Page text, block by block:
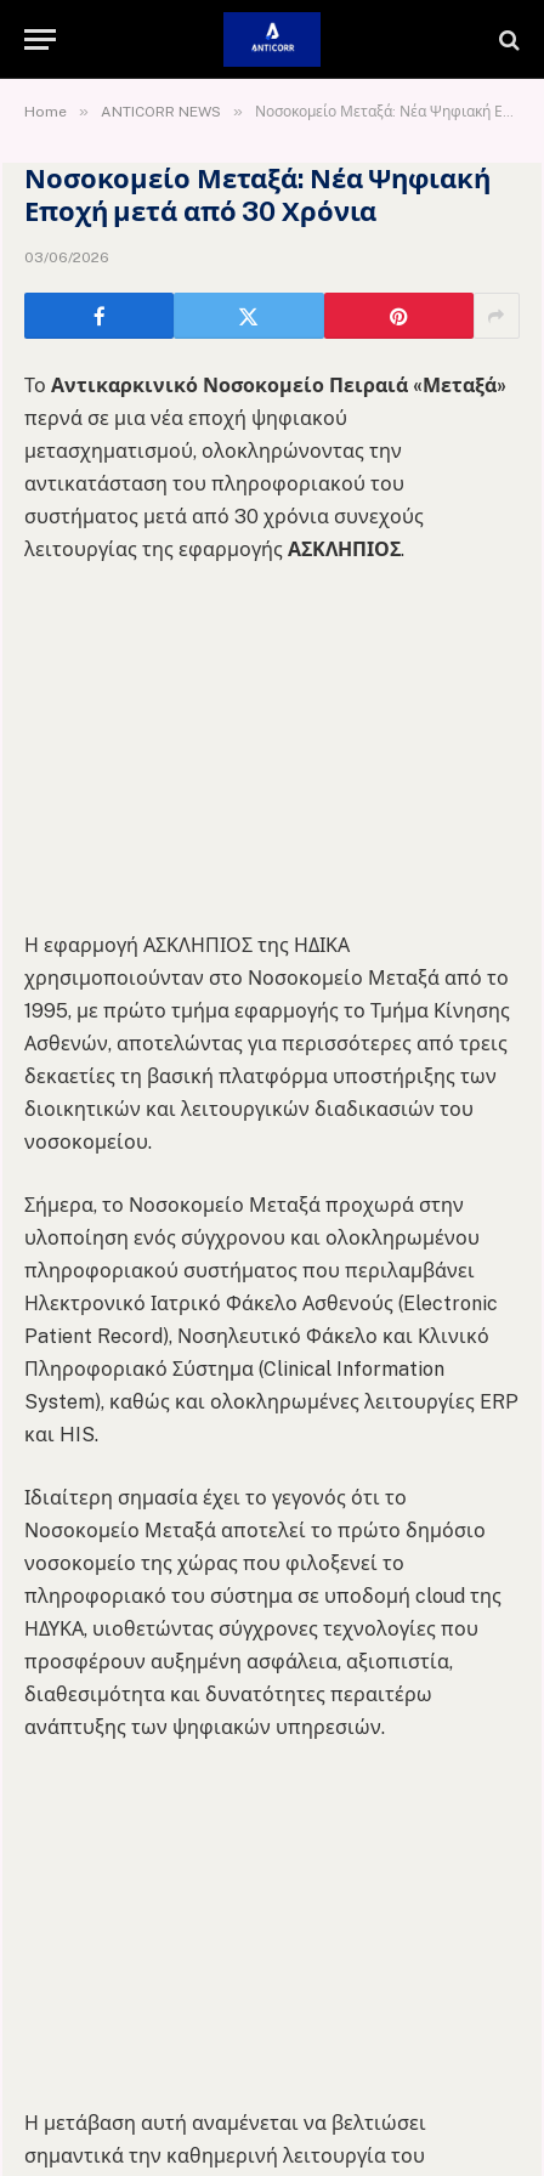
Home » ANTICORR NEWS » Νοσοκομείο Μεταξά: Νέα Ψηφιακή Εποχή μετά από 30 Χρόνια
Νοσοκομείο Μεταξά: Νέα Ψηφιακή
Εποχή μετά από 30 Χρόνια
03/06/2026
Το Αντικαρκινικό Νοσοκομείο Πειραιά «Μεταξά»
περνά σε μια νέα εποχή ψηφιακού
μετασχηματισμού, ολοκληρώνοντας την
αντικατάσταση του πληροφοριακού του
συστήματος μετά από 30 χρόνια συνεχούς
λειτουργίας της εφαρμογής ΑΣΚΛΗΠΙΟΣ.
Η εφαρμογή ΑΣΚΛΗΠΙΟΣ της ΗΔΙΚΑ
χρησιμοποιούνταν στο Νοσοκομείο Μεταξά από το
1995, με πρώτο τμήμα εφαρμογής το Τμήμα Κίνησης
Ασθενών, αποτελώντας για περισσότερες από τρεις
δεκαετίες τη βασική πλατφόρμα υποστήριξης των
διοικητικών και λειτουργικών διαδικασιών του
νοσοκομείου.
Σήμερα, το Νοσοκομείο Μεταξά προχωρά στην
υλοποίηση ενός σύγχρονου και ολοκληρωμένου
πληροφοριακού συστήματος που περιλαμβάνει
Ηλεκτρονικό Ιατρικό Φάκελο Ασθενούς (Electronic
Patient Record), Νοσηλευτικό Φάκελο και Κλινικό
Πληροφοριακό Σύστημα (Clinical Information
System), καθώς και ολοκληρωμένες λειτουργίες ERP
και HIS.
Ιδιαίτερη σημασία έχει το γεγονός ότι το
Νοσοκομείο Μεταξά αποτελεί το πρώτο δημόσιο
νοσοκομείο της χώρας που φιλοξενεί το
πληροφοριακό του σύστημα σε υποδομή cloud της
ΗΔΥΚΑ, υιοθετώντας σύγχρονες τεχνολογίες που
προσφέρουν αυξημένη ασφάλεια, αξιοπιστία,
διαθεσιμότητα και δυνατότητες περαιτέρω
ανάπτυξης των ψηφιακών υπηρεσιών.
Η μετάβαση αυτή αναμένεται να βελτιώσει
σημαντικά την καθημερινή λειτουργία του